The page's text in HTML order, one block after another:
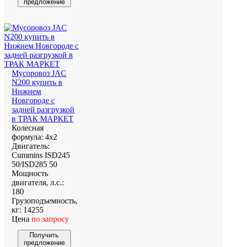
предложение
Мусоровоз JAC
N200 купить в
Нижнем
Новгороде с
задней разгрузкой
в ТРАК МАРКЕТ
Колесная
формула: 4х2
Двигатель:
Cummins ISD245
50/ISD285 50
Мощность
двигателя, л.с.:
180
Грузоподъемность,
кг: 14255
Цена по запросу
Получить
предложение